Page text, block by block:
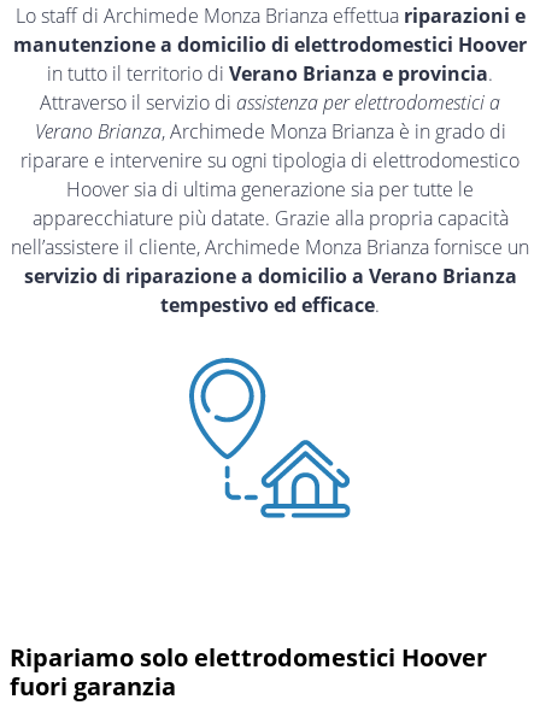
Lo staff di Archimede Monza Brianza effettua riparazioni e
manutenzione a domicilio di elettrodomestici Hoover
in tutto il territorio di Verano Brianza e provincia.
Attraverso il servizio di assistenza per elettrodomestici a
Verano Brianza, Archimede Monza Brianza è in grado di
riparare e intervenire su ogni tipologia di elettrodomestico
Hoover sia di ultima generazione sia per tutte le
apparecchiature più datate. Grazie alla propria capacità
nell’assistere il cliente, Archimede Monza Brianza fornisce un
servizio di riparazione a domicilio a Verano Brianza
tempestivo ed efficace.
Ripariamo solo elettrodomestici Hoover
fuori garanzia